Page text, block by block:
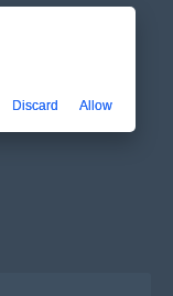
Discard Allow